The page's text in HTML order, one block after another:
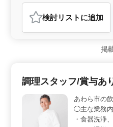
おすすめポイント
＜豊富な経験を活かせる
ン料理人を積極的に採用し
あれば応募可能で、和食居
付け、食器洗浄、清掃など
め、調理の腕を磨き続け
した収入と手厚い福利厚
と高水準の給与が魅力です
万円が支給されるため、安
検討リスト に追加
掲
調理スタッフ/賞与あ
あわら市の
◯主な業務
・食器洗浄